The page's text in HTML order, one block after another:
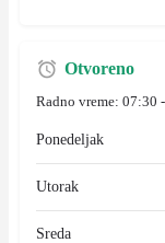
Otvoreno
Radno vreme: 07:30
Ponedeljak
Utorak
Sreda